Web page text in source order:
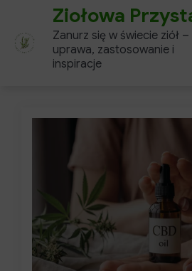
content
Ziołowa
Zanurz się w świecie ziół –
uprawa, zastosowanie i
inspiracje